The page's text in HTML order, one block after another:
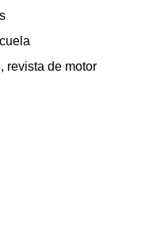
revista de motor